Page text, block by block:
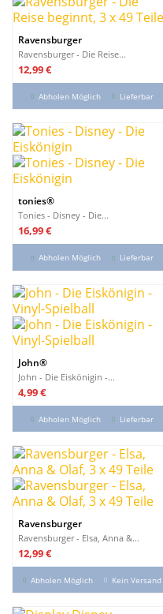
Ravensburger
Ravensburger - Die Reise...
Preis
12,99 €
Abholen Möglich Lieferbar
tonies®
Tonies - Disney - Die...
Preis
16,99 €
Abholen Möglich Lieferbar
John®
John - Die Eiskönigin -...
Preis
4,99 €
Abholen Möglich Lieferbar
Ravensburger
Ravensburger - Elsa, Anna &...
Preis
12,99 €
Abholen Möglich Kein Versand